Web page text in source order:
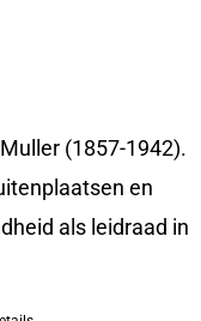
(1857-1942).
en
als leidraad in